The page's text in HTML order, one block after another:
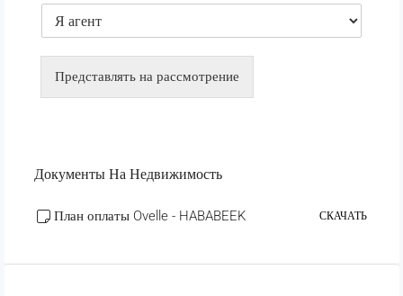
Представлять на рассмотрение
Документы На Недвижимость
План оплаты Ovelle - HABABEEK СКАЧАТЬ